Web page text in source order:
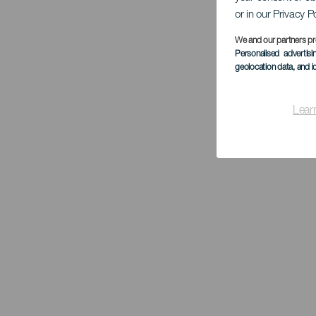
or in our Privacy
We and our partners
Personalised
geolocation data, and